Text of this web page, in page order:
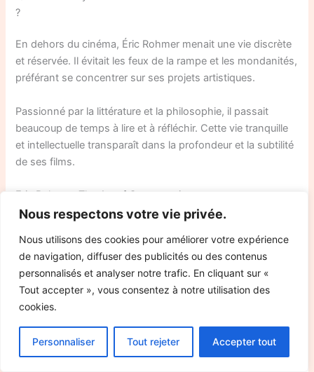
Nous respectons votre vie privée.
Nous utilisons des cookies pour améliorer votre expérience
de navigation, diffuser des publicités ou des contenus
personnalisés et analyser notre trafic. En cliquant sur «
Tout accepter », vous consentez à notre utilisation des
cookies.
Personnaliser Tout rejeter Accepter tout
?
En dehors du cinéma, Éric Rohmer menait une vie discrète
et réservée. Il évitait les feux de la rampe et les mondanités,
préférant se concentrer sur ses projets artistiques.
Passionné par la littérature et la philosophie, il passait
beaucoup de temps à lire et à réfléchir. Cette vie tranquille
et intellectuelle transparaît dans la profondeur et la subtilité
de ses films.
Eric Rohmer: The Art of Conversation